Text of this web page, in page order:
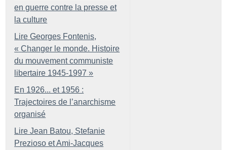
en guerre contre la presse et
la culture
Lire Georges Fontenis,
« Changer le monde. Histoire
du mouvement communiste
libertaire 1945-1997 »
En 1926... et 1956 :
Trajectoires de l’anarchisme
organisé
Lire Jean Batou, Stefanie
Prezioso et Ami-Jacques